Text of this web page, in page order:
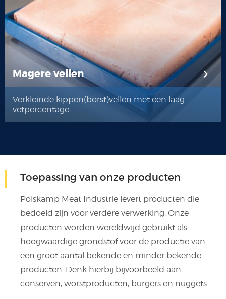
Magere vellen
Verkleinde kippen(borst)vellen met een laag
vetpercentage
Toepassing van onze producten
Polskamp Meat Industrie levert producten die
bedoeld zijn voor verdere verwerking. Onze
producten worden wereldwijd gebruikt als
hoogwaardige grondstof voor de productie van
een groot aantal bekende en minder bekende
producten. Denk hierbij bijvoorbeeld aan
conserven, worstproducten, burgers en nuggets.